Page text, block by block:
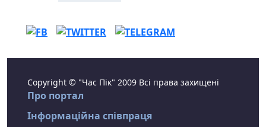
Copyright © "Час Пік" 2009 Всі права захищені
Про портал
Інформаційна співпраця